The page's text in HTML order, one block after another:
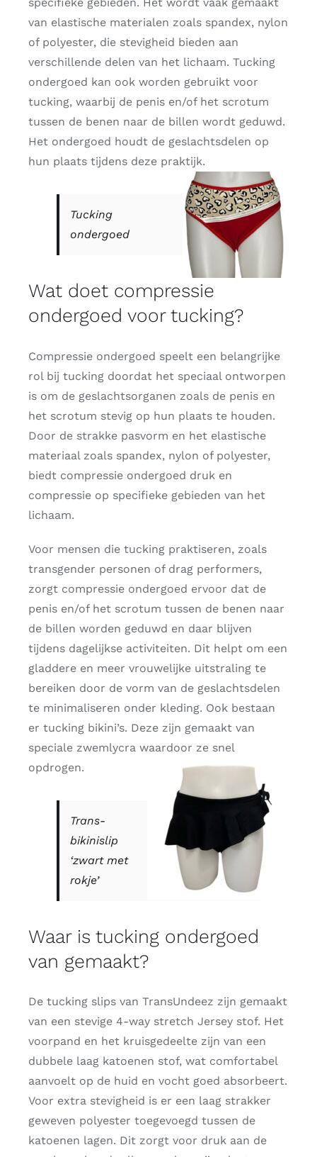
van elastische materialen zoals spandex, nylon
of polyester, die stevigheid bieden aan
verschillende delen van het lichaam. Tucking
ondergoed kan ook worden gebruikt voor
tucking, waarbij de penis en/of het scrotum
tussen de benen naar de billen wordt geduwd.
Het ondergoed houdt de geslachtsdelen op
hun plaats tijdens deze praktijk.
Tucking
ondergoed
Wat doet compressie
ondergoed voor tucking?
Compressie ondergoed speelt een belangrijke
rol bij tucking doordat het speciaal ontworpen
is om de geslachtsorganen zoals de penis en
het scrotum stevig op hun plaats te houden.
Door de strakke pasvorm en het elastische
materiaal zoals spandex, nylon of polyester,
biedt compressie ondergoed druk en
compressie op specifieke gebieden van het
lichaam.
Voor mensen die tucking praktiseren, zoals
transgender personen of drag performers,
zorgt compressie ondergoed ervoor dat de
penis en/of het scrotum tussen de benen naar
de billen worden geduwd en daar blijven
tijdens dagelijkse activiteiten. Dit helpt om een
gladdere en meer vrouwelijke uitstraling te
bereiken door de vorm van de geslachtsdelen
te minimaliseren onder kleding. Ook bestaan
er tucking bikini’s. Deze zijn gemaakt van
speciale zwemlycra waardoor ze snel
opdrogen.
Trans-
bikinislip
‘zwart met
rokje’
Waar is tucking ondergoed
van gemaakt?
De tucking slips van TransUndeez zijn gemaakt
van een stevige 4-way stretch Jersey stof. Het
voorpand en het kruisgedeelte zijn van een
dubbele laag katoenen stof, wat comfortabel
aanvoelt op de huid en vocht goed absorbeert.
Voor extra stevigheid is er een laag strakker
geweven polyester toegevoegd tussen de
katoenen lagen. Dit zorgt voor druk aan de